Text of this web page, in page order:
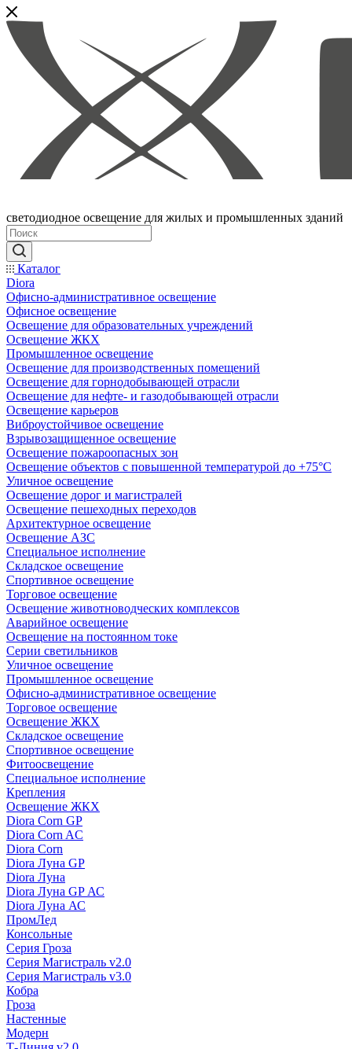
светодиодное освещение для жилых и промышленных зданий
Каталог
Diora
Офисно-административное освещение
Офисное освещение
Освещение для образовательных учреждений
Освещение ЖКХ
Промышленное освещение
Освещение для производственных помещений
Освещение для горнодобывающей отрасли
Освещение для нефте- и газодобывающей отрасли
Освещение карьеров
Виброустойчивое освещение
Взрывозащищенное освещение
Освещение пожароопасных зон
Освещение объектов с повышенной температурой до +75°C
Уличное освещение
Освещение дорог и магистралей
Освещение пешеходных переходов
Архитектурное освещение
Освещение АЗС
Специальное исполнение
Складское освещение
Спортивное освещение
Торговое освещение
Освещение животноводческих комплексов
Аварийное освещение
Освещение на постоянном токе
Серии светильников
Уличное освещение
Промышленное освещение
Офисно-административное освещение
Торговое освещение
Освещение ЖКХ
Складское освещение
Спортивное освещение
Фитоосвещение
Специальное исполнение
Крепления
Освещение ЖКХ
Diora Corn GP
Diora Corn AC
Diora Corn
Diora Луна GP
Diora Луна
Diora Луна GP АС
Diora Луна АС
ПромЛед
Консольные
Серия Гроза
Серия Магистраль v2.0
Серия Магистраль v3.0
Кобра
Гроза
Настенные
Модерн